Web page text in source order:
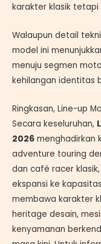
karakter klasik
Walaupun detail
model ini
menuju segmen
kehilangan identitas
Ringkasan, Line-up
Secara keseluruhan,
2026 menghadirkan
adventure touring
dan café racer
ekspansi ke
membawa karakter
heritage desain,
kenyamanan